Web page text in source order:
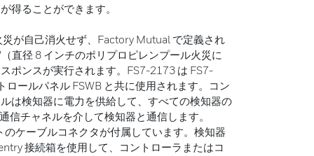
得ることができます。
が自己消火せず、Factory Mutual で定義され
直径 8 インチのポリプロピレンプール火災に
ポンスが実行されます。FS7-2173 は FS7-
ロールパネル FSWB と共に使用されます。コン
は検知器に電力を供給して、すべての検知器の
信チャネルを介して検知器と通信します。
ケーブルコネクタが付属しています。検知器
接続箱を使用して、コントローラまたはコ